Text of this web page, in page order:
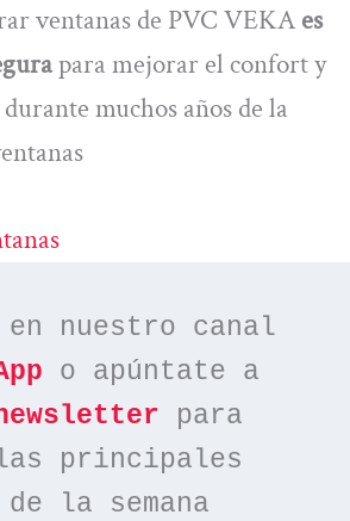
ventanas de PVC VEKA es
para mejorar el confort y
muchos años de la
en nuestro canal
o apúntate a
para
principales
la semana